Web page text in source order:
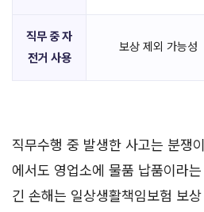
직무 중 자
전거 사용
보상 제외 가능성
직무수행 중 발생한 사고는 분쟁
에서도 영업소에 물품 납품이라
긴 손해는 일상생활책임보험 보